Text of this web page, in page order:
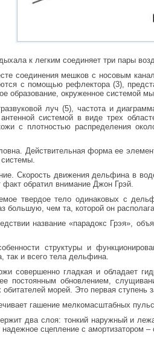
к легким соединяет три пары
соединения мешков с носовым
с помощью рефлектора (3),
образование, окруженное системой
луч (5), частота и
антенной системой в виде трех
с плотностью распределения
Действительная форма ее
системы.
Скорость движения дельфина в
обратил внимание Джон Грэй.
твердое тело одинаковых с
большую, чем та, которой он
название «парадокс Грэя»,
структуры и
так и всего тела дельфина.
совершенно гладкая и обладает
ее постоянным обновлением,
обитателей морей. Это первая
гашение мелкомасштабных
два слоя: тонкий наружный и
сцепление с амортизатором